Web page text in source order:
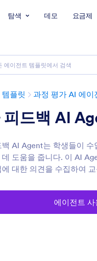
탐색 데모 요금제
플릿 과정 평가 AI 에이
피드백 AI
백 AI Agent는 학생들이
도움을 줍니다. 이 AI
대한 의견을 수집하여
에이전트 사